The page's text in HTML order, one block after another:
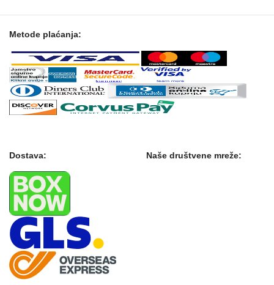
Metode plaćanja:
Dostava: Naše društvene mreže: